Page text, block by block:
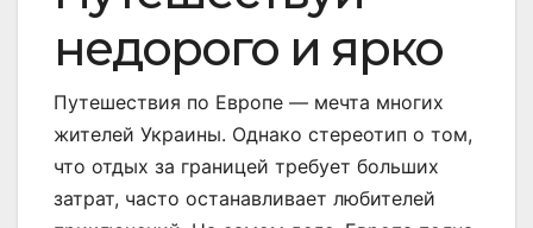
недорого и ярко
Путешествия по Европе — мечта многих
жителей Украины. Однако стереотип о том,
что отдых за границей требует больших
затрат, часто останавливает любителей